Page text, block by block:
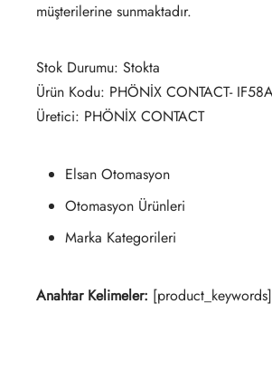
müşterilerine sunmaktadır.
Stok Durumu: Stokta
Ürün Kodu: PHÖNİX CONTACT-
Üretici: PHÖNİX CONTACT
Elsan Otomasyon
Otomasyon Ürünleri
Marka Kategorileri
Anahtar Kelimeler: [product_keywords]